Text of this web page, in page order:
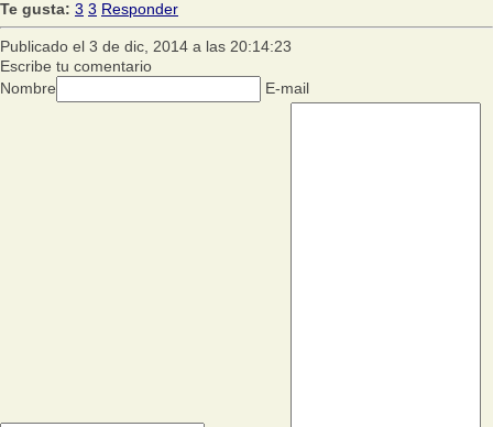
Te gusta: 3 3 Responder
Publicado el 3 de dic, 2014 a las 20:14:23
Escribe tu comentario
Nombre
E-mail